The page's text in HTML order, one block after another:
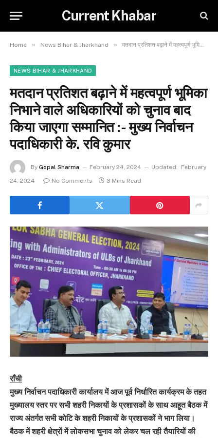
Current Khabar
Home » News Bihar & Jharkhand » मतदान प्रतिशत बढ़ाने में महत्वपूर्ण भूमिका निभाने वाले अधिकारियों को चुनाव बाद किया जाएगा सम्मानित :- मुख्य निर्वाचन पदाधिकारी के. रवि कुमार
NEWS BIHAR & JHARKHAND
मतदान प्रतिशत बढ़ाने में महत्वपूर्ण भूमिका
निभाने वाले अधिकारियों को चुनाव बाद
किया जाएगा सम्मानित :- मुख्य निर्वाचन
पदाधिकारी के. रवि कुमार
By Gopal Sharma February 24, 2024 Updated:
February
24, 2024
No Comments 3 Mins Read
राँची
मुख्य निर्वाचन पदाधिकारी कार्यालय में आज पूर्व निर्धारित कार्यक्रम के तहत
मुख्यालय स्तर पर सभी शहरी निकायों के प्रशासकों के साथ आहूत बैठक में
राज्य अंतर्गत सभी कोटि के शहरी निकायों के प्रशासकों ने भाग लिया।
बैठक में शहरी क्षेत्रों में लोकसभा चुनाव को लेकर चल रही तैयारियों की